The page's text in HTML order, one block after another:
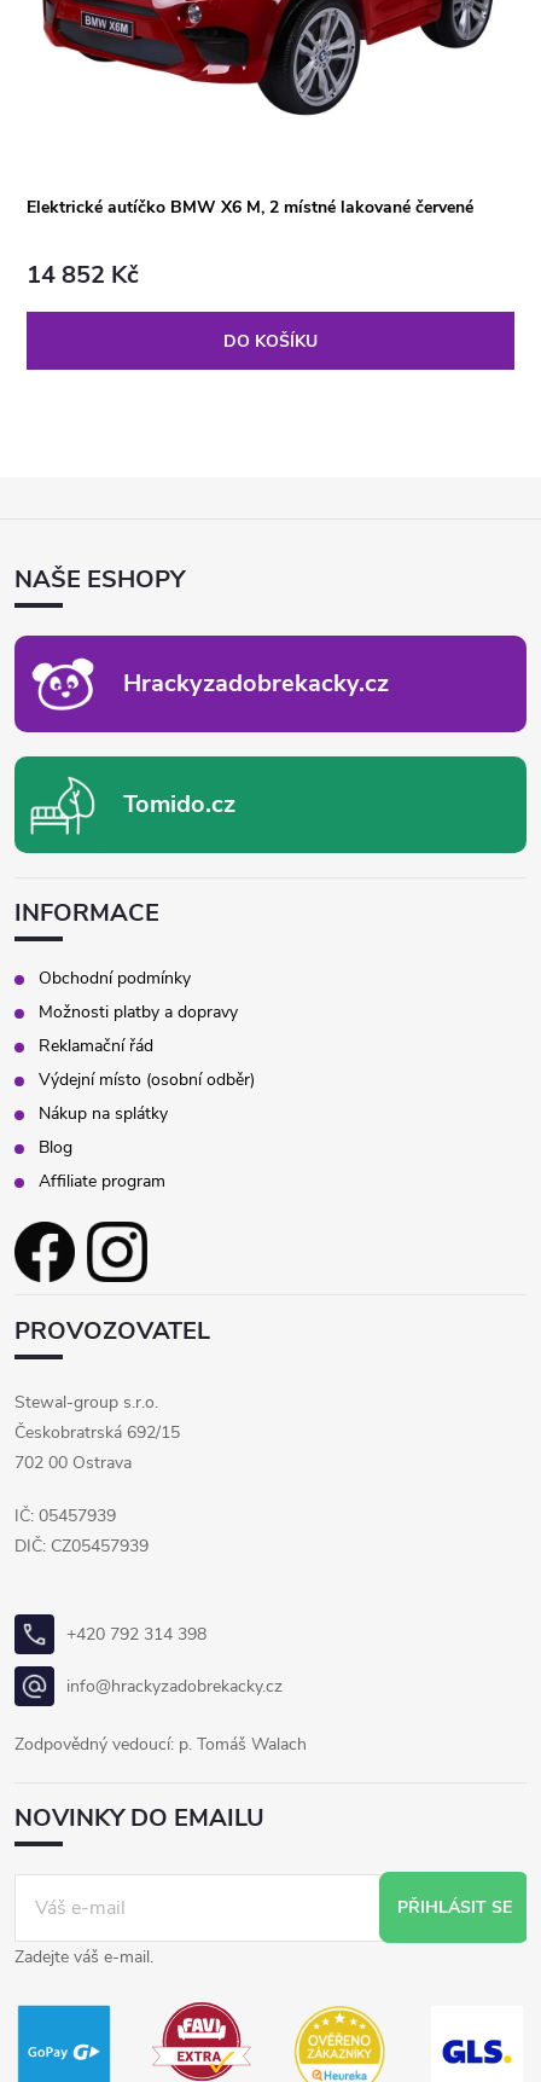
Elektrické autíčko BMW X6 M, 2 místné lakované červené
14 852 Kč
DO KOŠÍKU
ANAŠE ESHOPY
Hrackyzadobrekacky.cz
Tomido.cz
INFORMACE
Obchodní podmínky
Možnosti platby a dopravy
Reklamační řád
Výdejní místo (osobní odběr)
Nákup na splátky
Blog
Affiliate program
PROVOZOVATEL
Stewal-group s.r.o.
Českobratrská 692/15
702 00 Ostrava
IČ: 05457939
DIČ: CZ05457939
+420 792 314 398
info@hrackyzadobrekacky.cz
Zodpovědný vedoucí: p. Tomáš Walach
NOVINKY DO EMAILU
PŘIHLÁSIT SE
Zadejte váš e-mail.